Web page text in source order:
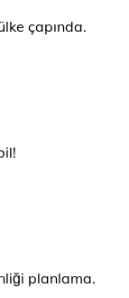
çapında.
planlama.